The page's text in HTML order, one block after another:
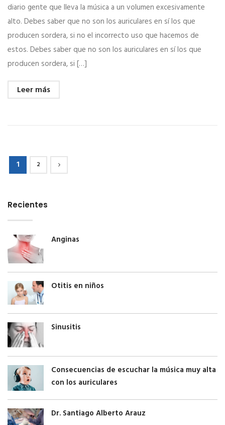
diario gente que lleva la música a un volumen excesivamente
alto. Debes saber que no son los auriculares en sí los que
producen sordera, si no el incorrecto uso que hacemos de
estos. Debes saber que no son los auriculares en sí los que
producen sordera, si […]
Leer más
1 2
Recientes
Anginas
Otitis en niños
Sinusitis
Consecuencias de escuchar la música muy alta
con los auriculares
Dr. Santiago Alberto Arauz